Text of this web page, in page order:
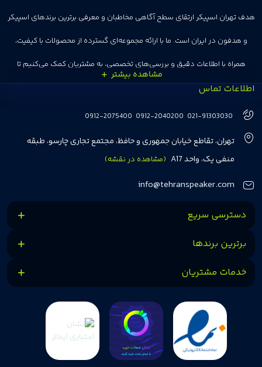
هدف تهران اسپیکر ارتقای سطح آگاهی مخاطبان و معرفی برترین برندهای اسپیکر
و هدفون در ایران است. ما با ارائه مجموعه‌ای گسترده از محصولات با کیفیت،
همراه با اطلاعات دقیق و بررسی‌های تخصصی، به مشتریان کمک می‌کنیم تا
انتخاب‌های درست و هوشمندانه‌ای داشته باشند. تهران اسپیکر با تجربه‌ای بیش از
هفت سال در این زمینه، بر ایجاد تجربه خریدی آسان، سریع و مطمئن تمرکز دارد تا
مشتریان بتوانند با خیالی آسوده از انتخاب خود لذت ببرند. ما به رضایت و اعتماد
مشتریان اهمیت می‌دهیم و همواره در تلاشیم تا بهترین‌ها را برای آن‌ها فراهم
کنیم.
اطلاعات تماس
021-91303030
0912-2040200
0912-2075400
تهران، تقاطع خیابان جمهوری و حافظ، مجتمع تجاری چارسو، طبقه
منفی یک، واحد A17
(مشاهده در نقشه)
info@tehranspeaker.com
دسترسی سریع
برترین برندها
خدمات مشتریان